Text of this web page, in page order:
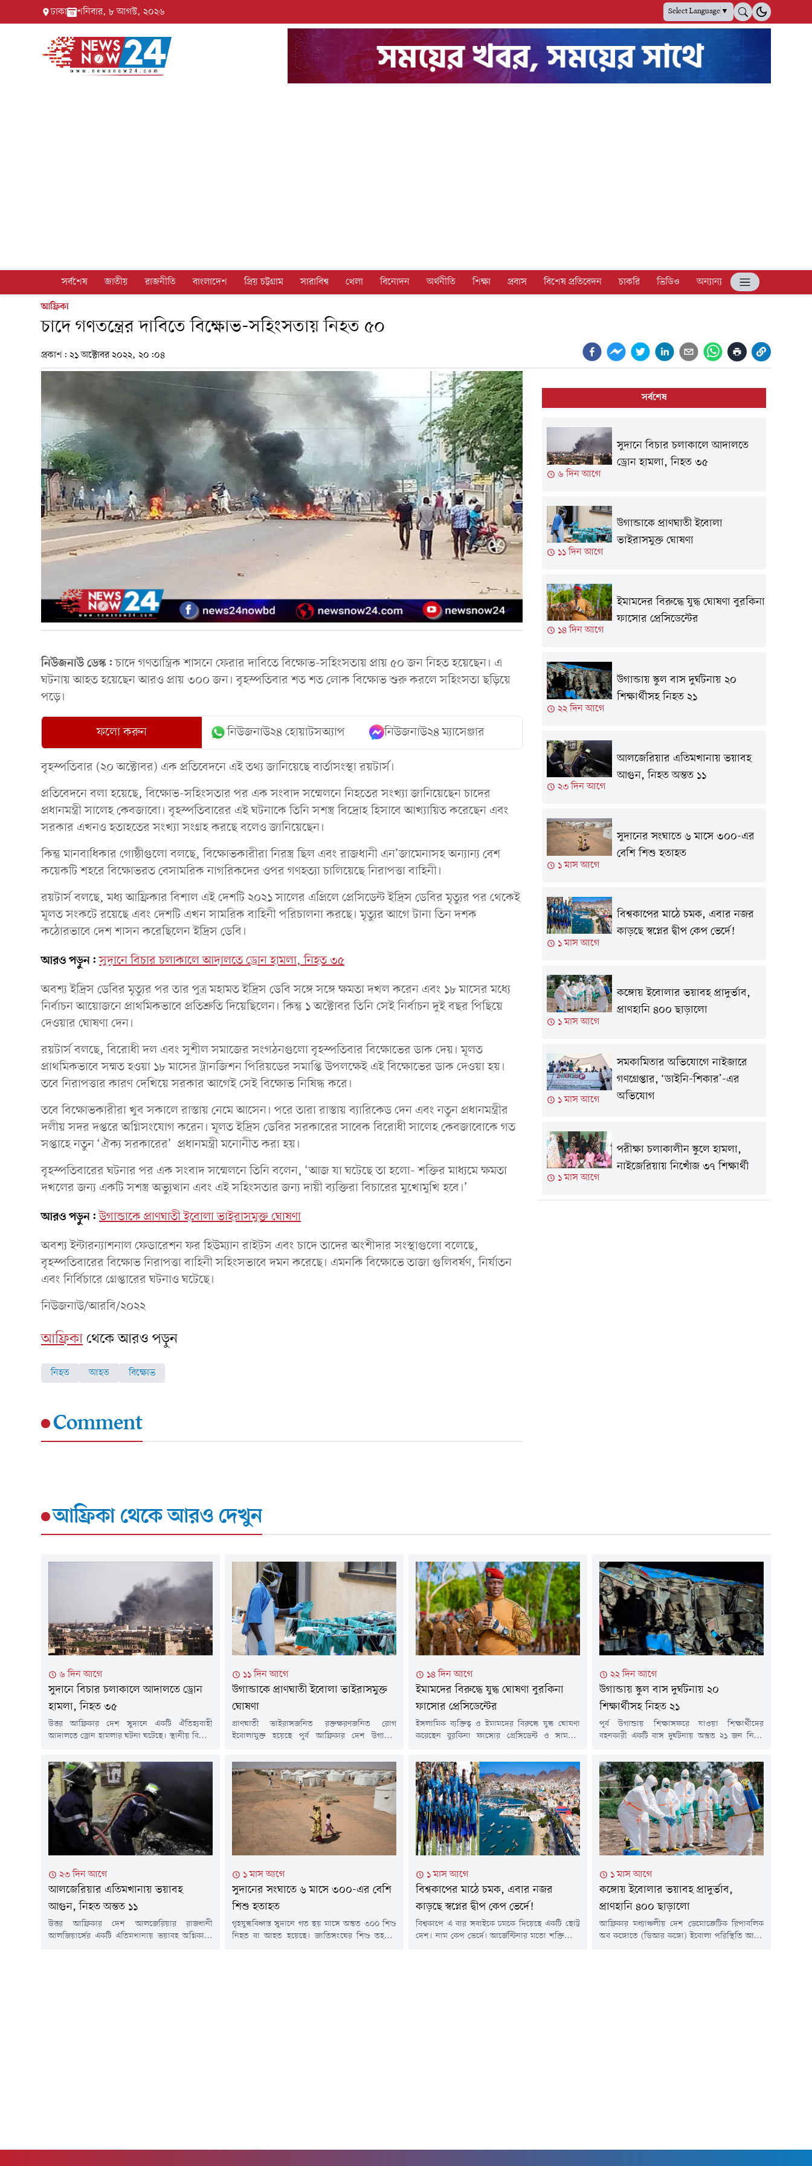
ঢাকা শনিবার, ৮ আগস্ট, ২০২৬ Select Language▼
সর্বশেষ জাতীয় রাজনীতি বাংলাদেশ প্রিয় চট্টগ্রাম সারাবিশ্ব খেলা বিনোদন অর্থনীতি শিক্ষা প্রবাস বিশেষ প্রতিবেদন চাকরি ভিডিও
অন্যান্য
আফ্রিকা
চাদে গণতন্ত্রের দাবিতে বিক্ষোভ-সহিংসতায় নিহত ৫০
প্রকাশ: ২১ অক্টোবর ২০২২, ২০:০৪
নিউজনাউ ডেস্ক:চাদে গণতান্ত্রিক শাসনে ফেরার দাবিতে বিক্ষোভ-সহিংসতায় প্রায় ৫০ জন নিহত হয়েছেন। এ
ঘটনায় আহত হয়েছেন আরও প্রায় ৩০০ জন। বৃহস্পতিবার শত শত লোক বিক্ষোভ শুরু করলে সহিংসতা ছড়িয়ে
পড়ে।
ফলো করুন নিউজনাউ২৪ হোয়াটসঅ্যাপ নিউজনাউ২৪ ম্যাসেঞ্জার
বৃহস্পতিবার (২০ অক্টোবর) এক প্রতিবেদনে এই তথ্য জানিয়েছে বার্তাসংস্থা রয়টার্স।
প্রতিবেদনে বলা হয়েছে, বিক্ষোভ-সহিংসতার পর এক সংবাদ সম্মেলনে নিহতের সংখ্যা জানিয়েছেন চাদের
প্রধানমন্ত্রী সালেহ কেবজাবো। বৃহস্পতিবারের এই ঘটনাকে তিনি সশস্ত্র বিদ্রোহ হিসাবে আখ্যায়িত করেছেন এবং
সরকার এখনও হতাহতের সংখ্যা সংগ্রহ করছে বলেও জানিয়েছেন।
কিন্তু মানবাধিকার গোষ্ঠীগুলো বলছে, বিক্ষোভকারীরা নিরস্ত্র ছিল এবং রাজধানী এন’জামেনাসহ অন্যান্য বেশ
কয়েকটি শহরে বিক্ষোভরত বেসামরিক নাগরিকদের ওপর গণহত্যা চালিয়েছে নিরাপত্তা বাহিনী।
রয়টার্স বলছে, মধ্য আফ্রিকার বিশাল এই দেশটি ২০২১ সালের এপ্রিলে প্রেসিডেন্ট ইদ্রিস ডেবির মৃত্যুর পর থেকেই
মূলত সংকটে রয়েছে এবং দেশটি এখন সামরিক বাহিনী পরিচালনা করছে। মৃত্যুর আগে টানা তিন দশক
কঠোরভাবে দেশ শাসন করেছিলেন ইদ্রিস ডেবি।
আরও পড়ুন: সুদানে বিচার চলাকালে আদালতে ড্রোন হামলা, নিহত ৩৫
অবশ্য ইদ্রিস ডেবির মৃত্যুর পর তার পুত্র মহামত ইদ্রিস ডেবি সঙ্গে সঙ্গে ক্ষমতা দখল করেন এবং ১৮ মাসের মধ্যে
নির্বাচন আয়োজনে প্রাথমিকভাবে প্রতিশ্রুতি দিয়েছিলেন। কিন্তু ১ অক্টোবর তিনি সেই নির্বাচন দুই বছর পিছিয়ে
দেওয়ার ঘোষণা দেন।
রয়টার্স বলছে, বিরোধী দল এবং সুশীল সমাজের সংগঠনগুলো বৃহস্পতিবার বিক্ষোভের ডাক দেয়। মূলত
প্রাথমিকভাবে সম্মত হওয়া ১৮ মাসের ট্রানজিশন পিরিয়ডের সমাপ্তি উপলক্ষেই এই বিক্ষোভের ডাক দেওয়া হয়।
তবে নিরাপত্তার কারণ দেখিয়ে সরকার আগেই সেই বিক্ষোভ নিষিদ্ধ করে।
তবে বিক্ষোভকারীরা খুব সকালে রাস্তায় নেমে আসেন। পরে তারা রাস্তায় ব্যারিকেড দেন এবং নতুন প্রধানমন্ত্রীর
দলীয় সদর দপ্তরে অগ্নিসংযোগ করেন। মূলত ইদ্রিস ডেবির সরকারের সাবেক বিরোধী সালেহ কেবজাবোকে গত
সপ্তাহে নতুন ‘ঐক্য সরকারের’ প্রধানমন্ত্রী মনোনীত করা হয়।
বৃহস্পতিবারের ঘটনার পর এক সংবাদ সম্মেলনে তিনি বলেন, ‘আজ যা ঘটেছে তা হলো- শক্তির মাধ্যমে ক্ষমতা
দখলের জন্য একটি সশস্ত্র অভ্যুত্থান এবং এই সহিংসতার জন্য দায়ী ব্যক্তিরা বিচারের মুখোমুখি হবে।’
আরও পড়ুন: উগান্ডাকে প্রাণঘাতী ইবোলা ভাইরাসমুক্ত ঘোষণা
অবশ্য ইন্টারন্যাশনাল ফেডারেশন ফর হিউম্যান রাইটস এবং চাদে তাদের অংশীদার সংস্থাগুলো বলেছে,
বৃহস্পতিবারের বিক্ষোভ নিরাপত্তা বাহিনী সহিংসভাবে দমন করেছে। এমনকি বিক্ষোভে তাজা গুলিবর্ষণ, নির্যাতন
এবং নির্বিচারে গ্রেপ্তারের ঘটনাও ঘটেছে।
নিউজনাউ/আরবি/২০২২
আফ্রিকাথেকে আরও পড়ুন
নিহত আহত বিক্ষোভ
Comment
সর্বশেষ
৬ দিন আগে
সুদানে বিচার চলাকালে আদালতে
ড্রোন হামলা, নিহত ৩৫
১১ দিন আগে
উগান্ডাকে প্রাণঘাতী ইবোলা
ভাইরাসমুক্ত ঘোষণা
১৪ দিন আগে
ইমামদের বিরুদ্ধে যুদ্ধ ঘোষণা বুরকিনা
ফাসোর প্রেসিডেন্টের
২২ দিন আগে
উগান্ডায় স্কুল বাস দুর্ঘটনায় ২০
শিক্ষার্থীসহ নিহত ২১
২৩ দিন আগে
আলজেরিয়ার এতিমখানায় ভয়াবহ
আগুন, নিহত অন্তত ১১
১ মাস আগে
সুদানের সংঘাতে ৬ মাসে ৩০০-এর
বেশি শিশু হতাহত
১ মাস আগে
বিশ্বকাপের মাঠে চমক, এবার নজর
কাড়ছে স্বপ্নের দ্বীপ কেপ ভের্দে!
১ মাস আগে
কঙ্গোয় ইবোলার ভয়াবহ প্রাদুর্ভাব,
প্রাণহানি ৪০০ ছাড়ালো
১ মাস আগে
সমকামিতার অভিযোগে নাইজারে
গণগ্রেপ্তার, ‘ডাইনি-শিকার’-এর
অভিযোগ
১ মাস আগে
পরীক্ষা চলাকালীন স্কুলে হামলা,
নাইজেরিয়ায় নিখোঁজ ৩৭ শিক্ষার্থী
আফ্রিকাথেকে আরও দেখুন
৬ দিন আগে
সুদানে বিচার চলাকালে আদালতে ড্রোন
হামলা, নিহত ৩৫
উত্তর আফ্রিকার দেশ সুদানে একটি ঐতিহ্যবাহী
আদালতে ড্রোন হামলার ঘটনা ঘটেছে। স্থানীয় বিরোধ
দারফুরে সেনাবাহিনীর চালানো এ হামলায় কমপক্ষে
৩৫ জন নিহত হয়েছেন বলে মানবাধিকার সংগঠন
ইমার্জেন্সি লইয়ার্স জানিয়েছে। হামলার সময়
আদালতে স্থানীয় বাসিন্দারা বিচারকার্যে অংশ নিতে
জড়ো হয়েছিলেন।রবিবার (২ আগস্ট) উত্তর দারফুর
অঙ্গরাজ্যের গারা...
১১ দিন আগে
উগান্ডাকে প্রাণঘাতী ইবোলা ভাইরাসমুক্ত
ঘোষণা
প্রাণঘাতী ভাইরাসজনিত রক্তক্ষরণজনিত রোগ
ইবোলামুক্ত হয়েছে পূর্ব আফ্রিকার দেশ উগান্ডা।
ইবোলামুক্ত বলে ঘোষণা দিয়েছেন দেশটির স্বাস্থ্যমন্ত্রী
ক্রিস বারিয়োমুন্সি। ভাইরাসটির সর্বশেষ প্রাদুর্ভাবে
দেশে মোট ২০ জন আক্রান্ত হন এবং ২ জনের মৃত্যু
হয়েছে।বার্তা সংস্থা রয়টার্সের প্রতিবেদনে বলা হয়েছে,
মে মাসের মাঝামাঝি সময়ে দেশটিতে ভাইরাসটির
প্রাদুর্ভাব দেখা দেয়।...
১৪ দিন আগে
ইমামদের বিরুদ্ধে যুদ্ধ ঘোষণা বুরকিনা
ফাসোর প্রেসিডেন্টের
ইসলামিক ব্যক্তিত্ব ও ইমামদের বিরুদ্ধে যুদ্ধ ঘোষণা
করেছেন বুরকিনা ফাসোর প্রেসিডেন্ট ও সামরিক
ইসলামের' বিরুদ্ধে তাদের যুদ্ধ ইতিমধ্যে শুরু হয়েছে।
এরআগে বেশ কয়েকজন প্রভাবশালী ইমামকে আটক ও
বিতর্কিত ধর্মীয় আইন পাস করান তিনি।মুসলিম
ব্যক্তিত্বদের উদ্দেশে ইব্রাহিম তাওরে বলেছেন, যারা
উগ্রবাদ প্রচার করবেন তাদের বিরুদ্ধে রাষ্ট্রীয়...
২২ দিন আগে
উগান্ডায় স্কুল বাস দুর্ঘটনায় ২০
শিক্ষার্থীসহ নিহত ২১
পূর্ব উগান্ডায় শিক্ষাসফরে যাওয়া শিক্ষার্থীদের
বহনকারী একটি বাস দুর্ঘটনায় অন্তত ২১ জন নিহত
একজন প্রাপ্তবয়স্ক রয়েছেন। সাম্প্রতিক বছরগুলোতে
শিশুদের নিয়ে ঘটে যাওয়া সবচেয়ে ভয়াবহ সড়ক
দুর্ঘটনাগুলোর একটি এটি।বৃহস্পতিবার (১৬ জুলাই)
সন্ধ্যায় কাপচোরওয়া এলাকায় এ দুর্ঘটনা ঘটে। এতে
বাসের কর্মীসহ আরো কয়েক ডজন মানুষ...
২৩ দিন আগে
আলজেরিয়ার এতিমখানায় ভয়াবহ
আগুন, নিহত অন্তত ১১
উত্তর আফ্রিকার দেশ আলজেরিয়ার রাজধানী
আলজিয়ার্সের একটি এতিমখানায় ভয়াবহ অগ্নিকাণ্ডে
১ মাস আগে
সুদানের সংঘাতে ৬ মাসে ৩০০-এর বেশি
শিশু হতাহত
গৃহযুদ্ধবিধ্বস্ত সুদানে গত ছয় মাসে অন্তত ৩০০ শিশু
নিহত বা আহত হয়েছে। জাতিসংঘের শিশু তহবিল
১ মাস আগে
বিশ্বকাপের মাঠে চমক, এবার নজর
কাড়ছে স্বপ্নের দ্বীপ কেপ ভের্দে!
বিশ্বকাপে এ বার সবাইকে চমকে দিয়েছে একটি ছোট্ট
দেশ। নাম কেপ ভের্দে। আর্জেন্টিনার মতো শক্তিশালী
১ মাস আগে
কঙ্গোয় ইবোলার ভয়াবহ প্রাদুর্ভাব,
প্রাণহানি ৪০০ ছাড়ালো
আফ্রিকার মধ্যাঞ্চলীয় দেশ ডেমোক্রেটিক রিপাবলিক
অব কঙ্গোতে (ডিআর কঙ্গো) ইবোলা পরিস্থিতি আরও